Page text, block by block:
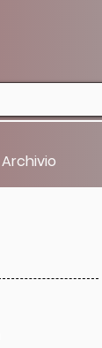
Archivio